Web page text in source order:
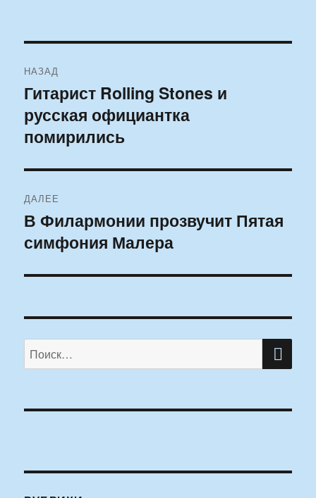
по
записям
НАЗАД
Предыдущая
запись:
Гитарист Rolling Stones и
русская официантка
помирились
ДАЛЕЕ
Следующая
запись:
В Филармонии прозвучит Пятая
симфония Малера
Искать: